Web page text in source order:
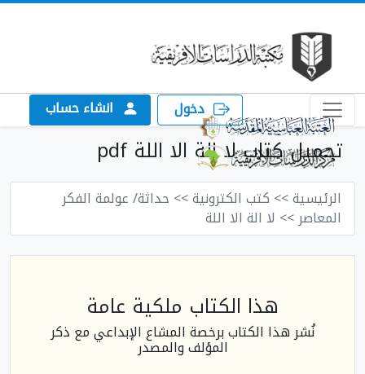
دخول انشاء حساب
تحميل كتاب لا الة الا اللة pdf
الرئيسية>> كتب الكترونية>> حداثة/ عولمة الفكر
المعاصر >> لا الة الا اللة
هذا الكتاب ملكية عامة
نُشر هذا الكتاب برخصة المشاع الإبداعي مع ذكر
المؤلف والمصدر